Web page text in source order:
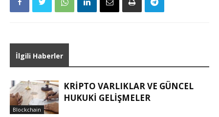
İlgili Haberler
Blockchain
KRIPTO VARLIKLAR VE GÜNCEL
HUKUKI GELIŞMELER